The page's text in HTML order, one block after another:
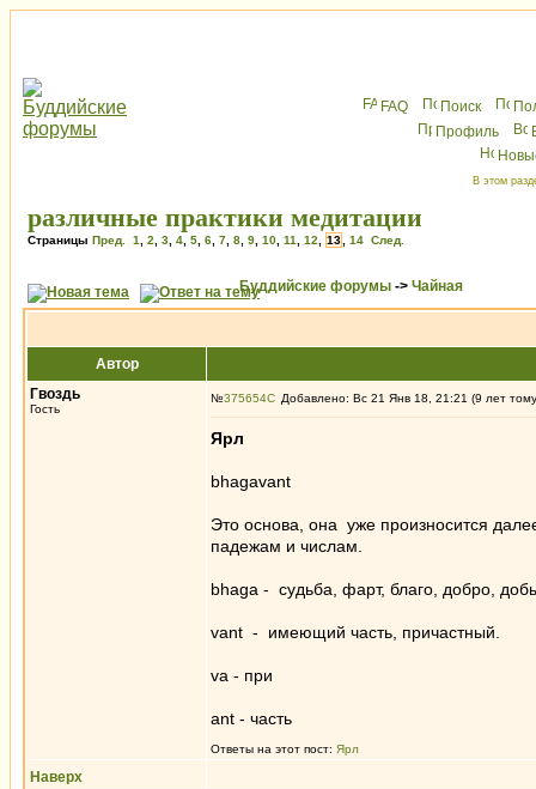
FAQ Поиск
Профиль
В этом
различные практики медитации
Страницы Пред. 1 2 3 4 5 6 7 8 9 10 11 12 13 14 След.
Буддийские форумы -> Чайная
Автор
Гвоздь
Гость
№375654 Добавлено: Вс 21 Янв 18, 21:21 (9 лет
Ярл
bhagavant
Это основа, она уже произносится
падежам и числам.
bhaga - судьба, фарт, благо, добро,
vant - имеющий часть, причастный.
vа - при
ant - часть
Ответы на этот пост: Ярл
Наверх